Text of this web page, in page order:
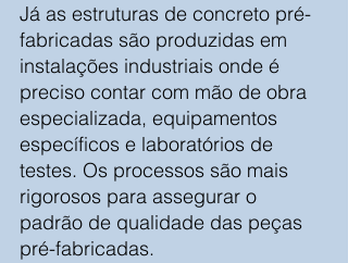
Já as estruturas de concreto pré-
fabricadas são produzidas em
instalações industriais onde é
preciso contar com mão de obra
especializada, equipamentos
específicos e laboratórios de
testes. Os processos são mais
rigorosos para assegurar o
padrão de qualidade das peças
pré-fabricadas.